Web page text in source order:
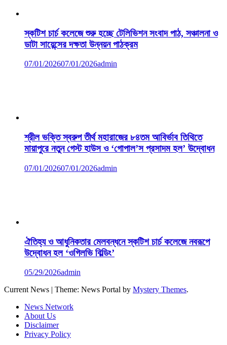
স্কটিশ চার্চ কলেজে শুরু হচ্ছে টেলিভিশন সংবাদ পাঠ, সঞ্চালনা ও
ডাটা সায়েন্সের দক্ষতা উন্নয়ন পাঠক্রম
07/01/202607/01/2026admin
শ্রীল ভক্তি স্বরুপ তীর্থ মহারাজের ৮৪তম আবির্ভাব তিথিতে
মায়াপুরে নতুন গেস্ট হাউস ও ‘গোপাল’স প্রসাদম হল’ উদ্বোধন
07/01/202607/01/2026admin
ঐতিহ্য ও আধুনিকতার মেলবন্ধনে স্কটিশ চার্চ কলেজে নবরূপে
উদ্বোধন হল ‘ওগিলভি বিল্ডিং’
05/29/2026admin
Current News | Theme: News Portal by Mystery Themes.
News Network
About Us
Disclaimer
Privacy Policy